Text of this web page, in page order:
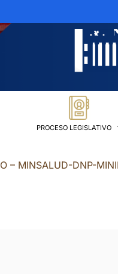
PROCESO LEGISLATIVO
– MINSALUD-DNP-